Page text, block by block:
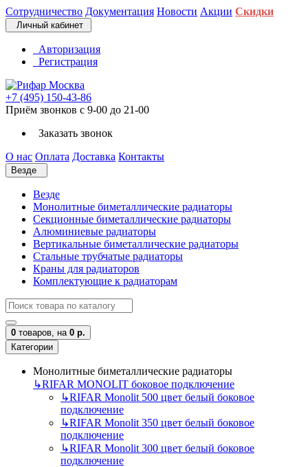
Сотрудничество Документация Новости Акции Скидки
Личный кабинет
Авторизация
Регистрация
+7 (495) 150-43-86
Приём звонков с 9-00 до 21-00
Заказать звонок
О нас Оплата Доставка Контакты
Везде
Везде
Монолитные биметаллические радиаторы
Секционные биметаллические радиаторы
Алюминиевые радиаторы
Вертикальные биметаллические радиаторы
Стальные трубчатые радиаторы
Краны для радиаторов
Комплектующие к радиаторам
0 товаров, на 0 р.
Категории
Монолитные биметаллические радиаторы
↳RIFAR MONOLIT боковое подключение
↳RIFAR Monolit 500 цвет белый боковое
подключение
↳RIFAR Monolit 350 цвет белый боковое
подключение
↳RIFAR Monolit 300 цвет белый боковое
подключение